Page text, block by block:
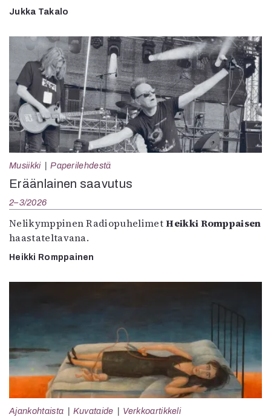
Jukka Takalo
Musiikki Paperilehdestä
Eräänlainen saavutus
2–3/2026
Nelikymppinen RadiopuhelimetHeikki Romppaisen
haastateltavana.
Heikki Romppainen
Ajankohtaista Kuvataide Verkkoartikkeli